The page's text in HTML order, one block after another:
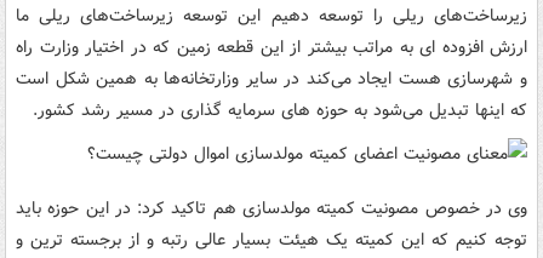
زیرساخت‌های ریلی را توسعه دهیم این توسعه زیرساخت‌های ریلی ما
ارزش افزوده ای به مراتب بیشتر از این قطعه زمین که در اختیار وزارت راه
و شهرسازی هست ایجاد می‌کند در سایر وزارتخانه‌ها به همین شکل است
که اینها تبدیل می‌شود به حوزه های سرمایه گذاری در مسیر رشد کشور.
وی در خصوص مصونیت کمیته مولدسازی هم تاکید کرد: در این حوزه باید
توجه کنیم که این کمیته یک هیئت بسیار عالی رتبه و از برجسته ترین و